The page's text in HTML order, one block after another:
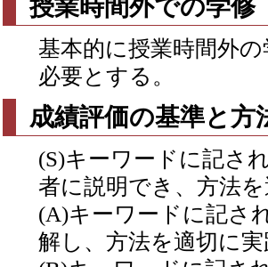
授業時間外での学修
基本的に授業時間外
必要とする。
成績評価の基準と方
(S)キーワードに記さ
者に説明でき、方法
(A)キーワードに記さ
解し、方法を適切に